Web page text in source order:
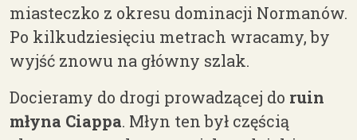
miasteczko z okresu dominacji Normanów.
Po kilkudziesięciu metrach wracamy, by
wyjść znowu na główny szlak.
Docieramy do drogi prowadzącej do ruin
młyna Ciappa. Młyn ten był częścią